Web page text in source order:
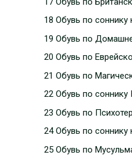
18 Обувь по
19 Обувь по
20 Обувь по
21 Обувь по
22 Обувь по соннику
23 Обувь по
24 Обувь по
25 Обувь по